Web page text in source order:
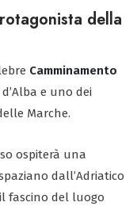
della
Camminamento
e uno dei
Marche.
ospiterà una
dall’Adriatico
fascino del luogo